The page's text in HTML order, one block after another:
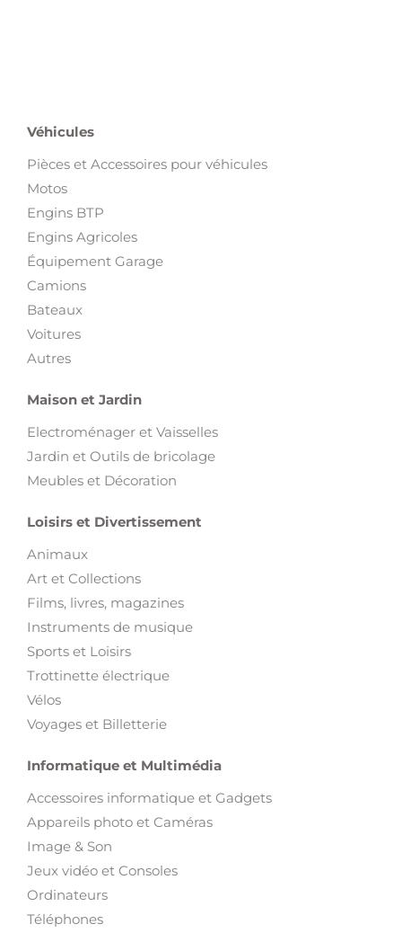
Véhicules
Pièces et Accessoires pour véhicules
Motos
Engins BTP
Engins Agricoles
Équipement Garage
Camions
Bateaux
Voitures
Autres
Maison et Jardin
Electroménager et Vaisselles
Jardin et Outils de bricolage
Meubles et Décoration
Loisirs et Divertissement
Animaux
Art et Collections
Films, livres, magazines
Instruments de musique
Sports et Loisirs
Trottinette électrique
Vélos
Voyages et Billetterie
Informatique et Multimédia
Accessoires informatique et Gadgets
Appareils photo et Caméras
Image & Son
Jeux vidéo et Consoles
Ordinateurs
Téléphones